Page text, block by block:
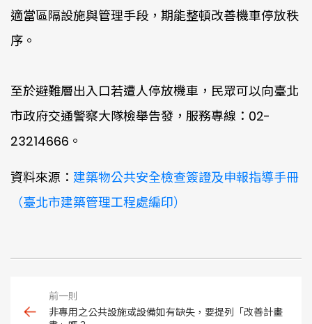
適當區隔設施與管理手段，期能整頓改善機車停放秩
序。
至於避難層出入口若遭人停放機車，民眾可以向臺北
市政府交通警察大隊檢舉告發，服務專線：02-
23214666。
資料來源： 建築物公共安全檢查簽證及申報指導手冊
（臺北市建築管理工程處編印）
非專用之公共設施或設備如有缺失，要提列「改善計畫